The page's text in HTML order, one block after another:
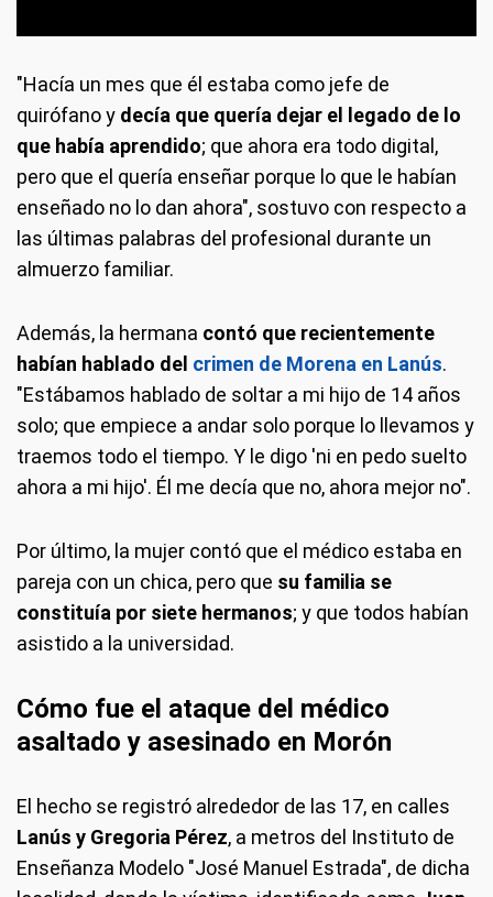
"Hacía un mes que él estaba como jefe de
quirófano y decía que quería dejar el legado de lo
que había aprendido; que ahora era todo digital,
pero que el quería enseñar porque lo que le habían
enseñado no lo dan ahora", sostuvo con respecto a
las últimas palabras del profesional durante un
almuerzo familiar.
Además, la hermana contó que recientemente
habían hablado del crimen de Morena en Lanús.
"Estábamos hablado de soltar a mi hijo de 14 años
solo; que empiece a andar solo porque lo llevamos y
traemos todo el tiempo. Y le digo 'ni en pedo suelto
ahora a mi hijo'. Él me decía que no, ahora mejor no".
Por último, la mujer contó que el médico estaba en
pareja con un chica, pero que su familia se
constituía por siete hermanos; y que todos habían
asistido a la universidad.
Cómo fue el ataque del médico
asaltado y asesinado en Morón
El hecho se registró alrededor de las 17, en calles
Lanús y Gregoria Pérez, a metros del Instituto de
Enseñanza Modelo "José Manuel Estrada", de dicha